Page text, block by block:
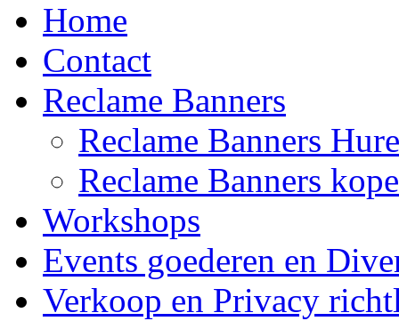
Home
Contact
Reclame Banners
Reclame Banners
Reclame Banners
Workshops
Events goederen en
Verkoop en Privacy